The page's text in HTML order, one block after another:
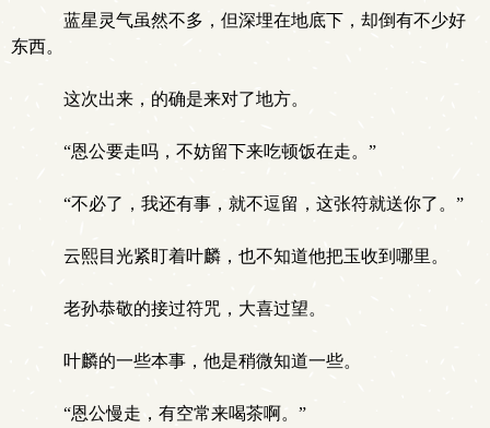
蓝星灵气虽然不多，但深埋在地底下，却倒有不少好
东西。
这次出来，的确是来对了地方。
“恩公要走吗，不妨留下来吃顿饭在走。”
“不必了，我还有事，就不逗留，这张符就送你了。”
云熙目光紧盯着叶麟，也不知道他把玉收到哪里。
老孙恭敬的接过符咒，大喜过望。
叶麟的一些本事，他是稍微知道一些。
“恩公慢走，有空常来喝茶啊。”